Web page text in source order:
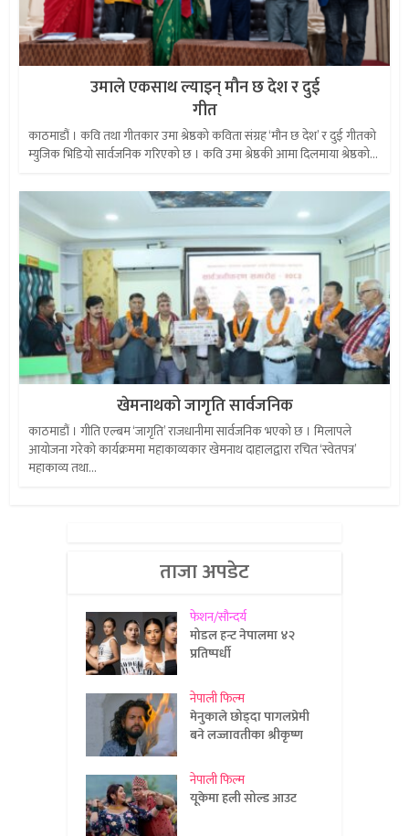
उमाले एकसाथ ल्याइन् मौन छ देश र दुई
गीत
काठमाडौं । कवि तथा गीतकार उमा श्रेष्ठको कविता संग्रह ‘मौन छ देश’ र दुई गीतको
म्युजिक भिडियो सार्वजनिक गरिएको छ । कवि उमा श्रेष्ठकी आमा दिलमाया श्रेष्ठको...
खेमनाथको जागृति सार्वजनिक
काठमाडौं । गीति एल्बम ‘जागृति’ राजधानीमा सार्वजनिक भएको छ । मिलापले
आयोजना गरेको कार्यक्रममा महाकाव्यकार खेमनाथ दाहालद्वारा रचित ‘स्वेतपत्र’
महाकाव्य तथा...
ताजा अपडेट
फेशन/सौन्दर्य
मोडल हन्ट नेपालमा ४२
प्रतिष्पर्धी
नेपाली फिल्म
मेनुकाले छोड्दा पागलप्रेमी
बने लज्जावतीका श्रीकृष्ण
नेपाली फिल्म
यूकेमा हली सोल्ड आउट